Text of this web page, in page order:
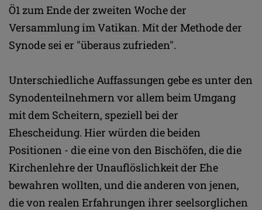
Ö1 zum Ende der zweiten Woche der
Versammlung im Vatikan. Mit der Methode der
Synode sei er "überaus zufrieden".
Unterschiedliche Auffassungen gebe es unter den
Synodenteilnehmern vor allem beim Umgang
mit dem Scheitern, speziell bei der
Ehescheidung. Hier würden die beiden
Positionen - die eine von den Bischöfen, die die
Kirchenlehre der Unauflöslichkeit der Ehe
bewahren wollten, und die anderen von jenen,
die von realen Erfahrungen ihrer seelsorglichen